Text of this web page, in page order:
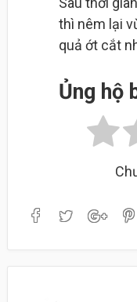
thì nêm lại
quả ớt cắt
Ủng hộ